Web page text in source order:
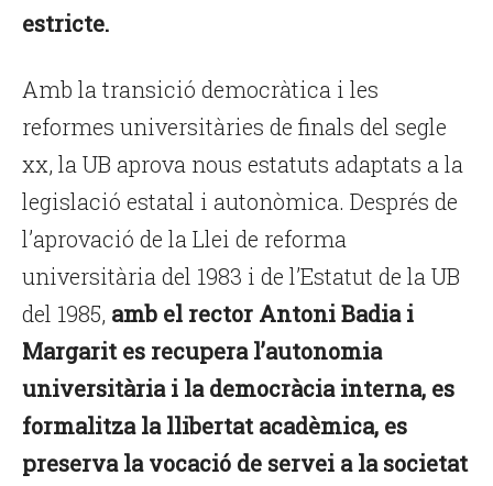
estricte.
Amb la transició democràtica i les
reformes universitàries de finals del segle
xx, la UB aprova nous estatuts adaptats a la
legislació estatal i autonòmica. Després de
l’aprovació de la Llei de reforma
universitària del 1983 i de l’Estatut de la UB
del 1985, amb el rector Antoni Badia i
Margarit es recupera l’autonomia
universitària i la democràcia interna, es
formalitza la llibertat acadèmica, es
preserva la vocació de servei a la societat